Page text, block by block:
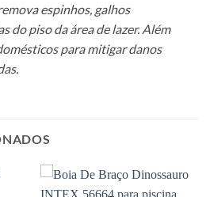
espinhos, galhos
do piso da área de lazer. Além
para mitigar danos